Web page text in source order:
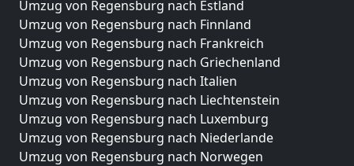
Umzug von Regensburg nach Estland
Umzug von Regensburg nach Finnland
Umzug von Regensburg nach Frankreich
Umzug von Regensburg nach Griechenland
Umzug von Regensburg nach Italien
Umzug von Regensburg nach Liechtenstein
Umzug von Regensburg nach Luxemburg
Umzug von Regensburg nach Niederlande
Umzug von Regensburg nach Norwegen